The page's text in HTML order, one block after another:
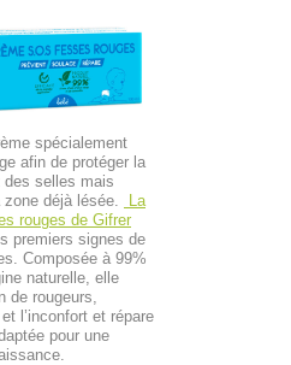
spécialement
afin de protéger la
des selles mais
déjà lésée.
La
rouges de Gifrer
premiers signes de
Composée à 99%
naturelle, elle
de rougeurs,
l’inconfort et répare
pour une